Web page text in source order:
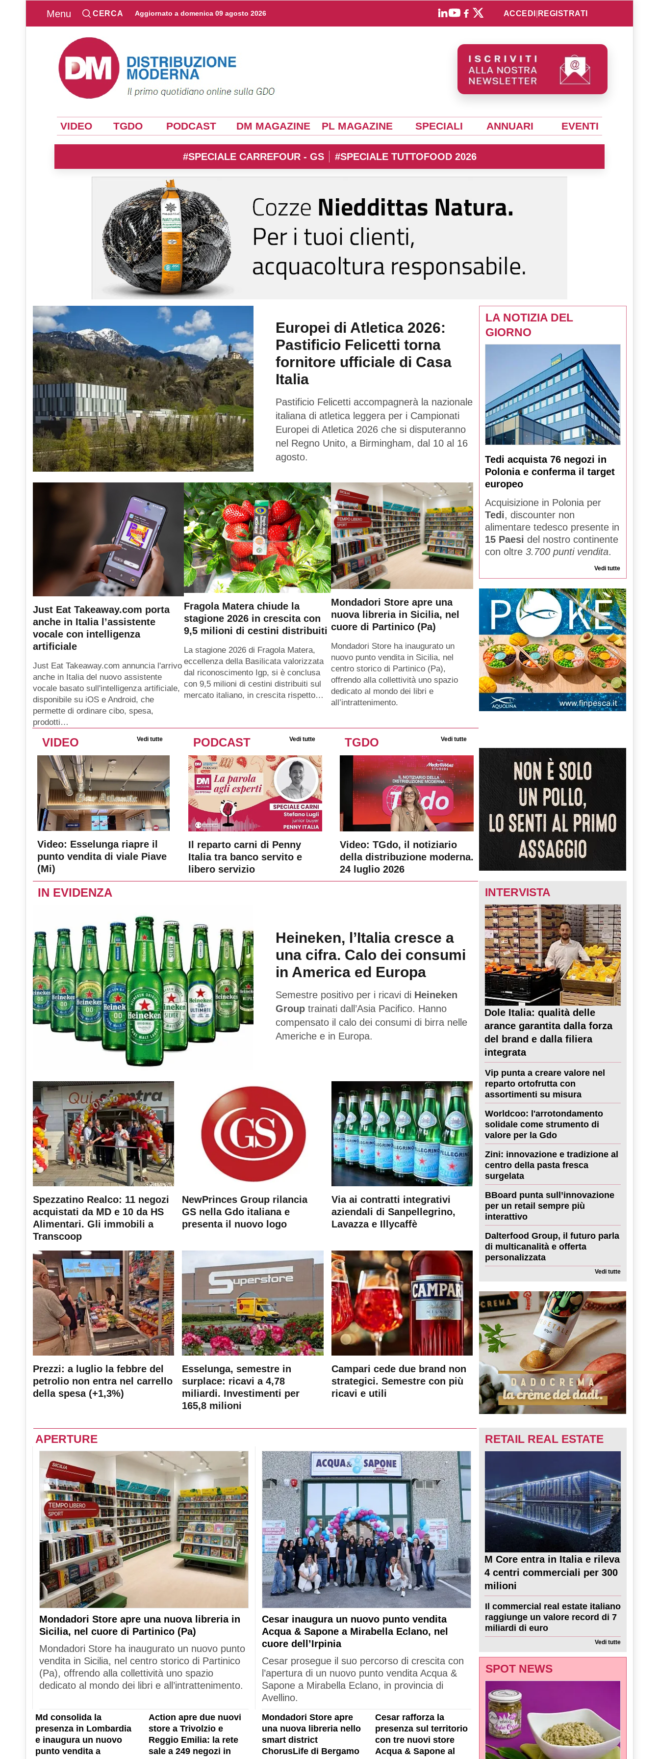
Menu CERCA Aggiornato a domenica 09 agosto 2026 ACCEDI REGISTRATI
VIDEO TGDO PODCAST DM MAGAZINE PL MAGAZINE SPECIALI ANNUARI EVENTI
#SPECIALE CARREFOUR - GS #SPECIALE TUTTOFOOD 2026
Europei di Atletica 2026:
Pastificio Felicetti torna
fornitore ufficiale di Casa
Italia
Pastificio Felicetti accompagnerà la nazionale
italiana di atletica leggera per i Campionati
Europei di Atletica 2026 che si disputeranno
nel Regno Unito, a Birmingham, dal 10 al 16
agosto.
Just Eat Takeaway.com porta
anche in Italia l’assistente
vocale con intelligenza
artificiale
Just Eat Takeaway.com annuncia l'arrivo
anche in Italia del nuovo assistente
vocale basato sull'intelligenza artificiale,
disponibile su iOS e Android, che
permette di ordinare cibo, spesa,
prodotti…
Fragola Matera chiude la
stagione 2026 in crescita con
9,5 milioni di cestini distribuiti
La stagione 2026 di Fragola Matera,
eccellenza della Basilicata valorizzata
dal riconoscimento Igp, si è conclusa
con 9,5 milioni di cestini distribuiti sul
mercato italiano, in crescita rispetto…
Mondadori Store apre una
nuova libreria in Sicilia, nel
cuore di Partinico (Pa)
Mondadori Store ha inaugurato un
nuovo punto vendita in Sicilia, nel
centro storico di Partinico (Pa),
offrendo alla collettività uno spazio
dedicato al mondo dei libri e
all’intrattenimento.
LA NOTIZIA DEL
GIORNO
Tedi acquista 76 negozi in
Polonia e conferma il target
europeo
Acquisizione in Polonia per
Tedi, discounter non
alimentare tedesco presente in
15 Paesi del nostro continente
con oltre 3.700 punti vendita.
Vedi tutte
VIDEO Vedi tutte
Video: Esselunga riapre il
punto vendita di viale Piave
(Mi)
PODCAST Vedi tutte
Il reparto carni di Penny
Italia tra banco servito e
libero servizio
TGDO Vedi tutte
Video: TGdo, il notiziario
della distribuzione moderna.
24 luglio 2026
IN EVIDENZA
Heineken, l’Italia cresce a
una cifra. Calo dei consumi
in America ed Europa
Semestre positivo per i ricavi di Heineken
Group trainati dall’Asia Pacifico. Hanno
compensato il calo dei consumi di birra nelle
Americhe e in Europa.
Spezzatino Realco: 11 negozi
acquistati da MD e 10 da HS
Alimentari. Gli immobili a
Transcoop
NewPrinces Group rilancia
GS nella Gdo italiana e
presenta il nuovo logo
Via ai contratti integrativi
aziendali di Sanpellegrino,
Lavazza e Illycaffè
Prezzi: a luglio la febbre del
petrolio non entra nel carrello
della spesa (+1,3%)
Esselunga, semestre in
surplace: ricavi a 4,78
miliardi. Investimenti per
165,8 milioni
Campari cede due brand non
strategici. Semestre con più
ricavi e utili
INTERVISTA
Dole Italia: qualità delle
arance garantita dalla forza
del brand e dalla filiera
integrata
Vip punta a creare valore nel
reparto ortofrutta con
assortimenti su misura
Worldcoo: l'arrotondamento
solidale come strumento di
valore per la Gdo
Zini: innovazione e tradizione al
centro della pasta fresca
surgelata
BBoard punta sull’innovazione
per un retail sempre più
interattivo
Dalterfood Group, il futuro parla
di multicanalità e offerta
personalizzata
Vedi tutte
APERTURE
Mondadori Store apre una nuova libreria in
Sicilia, nel cuore di Partinico (Pa)
Mondadori Store ha inaugurato un nuovo punto
vendita in Sicilia, nel centro storico di Partinico
(Pa), offrendo alla collettività uno spazio
dedicato al mondo dei libri e all’intrattenimento.
Cesar inaugura un nuovo punto vendita
Acqua & Sapone a Mirabella Eclano, nel
cuore dell’Irpinia
Cesar prosegue il suo percorso di crescita con
l’apertura di un nuovo punto vendita Acqua &
Sapone a Mirabella Eclano, in provincia di
Avellino.
Md consolida la
presenza in Lombardia
e inaugura un nuovo
punto vendita a
Action apre due nuovi
store a Trivolzio e
Reggio Emilia: la rete
sale a 249 negozi in
Mondadori Store apre
una nuova libreria nello
smart district
ChorusLife di Bergamo
Cesar rafforza la
presenza sul territorio
con tre nuovi store
Acqua & Sapone al
RETAIL REAL ESTATE
M Core entra in Italia e rileva
4 centri commerciali per 300
milioni
Il commercial real estate italiano
raggiunge un valore record di 7
miliardi di euro
Vedi tutte
SPOT NEWS